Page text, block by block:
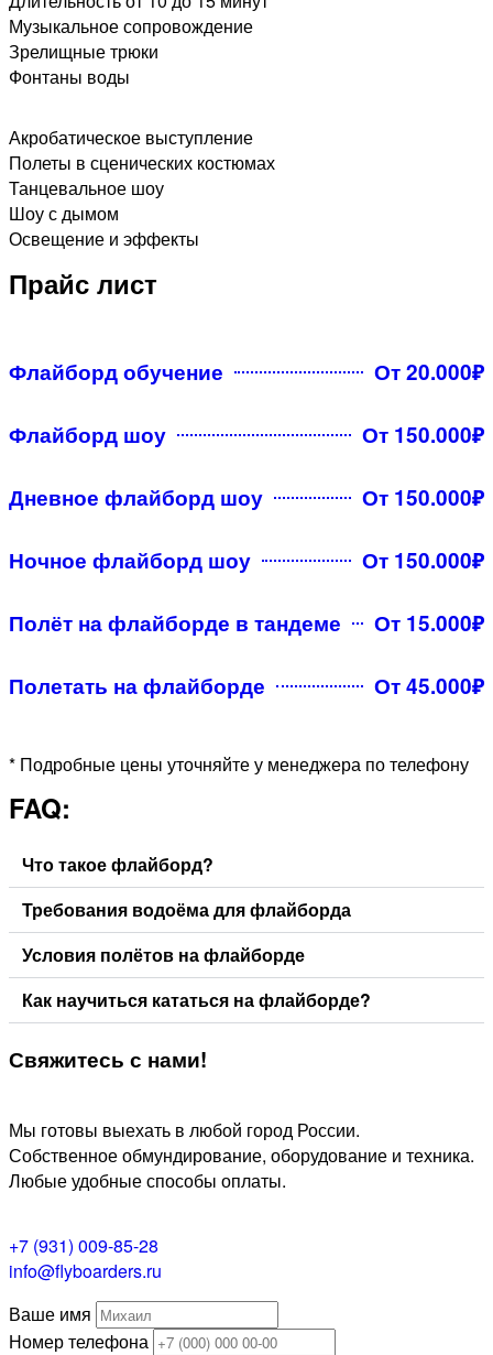
Музыкальное сопровождение
Зрелищные трюки
Фонтаны воды​
Акробатическое выступление
Полеты в сценических костюмах
Танцевальное шоу
Шоу с дымом
Освещение и эффекты
Прайс лист
Флайборд обучение От 20.000₽
Флайборд шоу От 150.000₽
Дневное флайборд шоу От 150.000₽
Ночное флайборд шоу От 150.000₽
Полёт на флайборде в тандеме От 15.000₽
Полетать на флайборде От 45.000₽
* Подробные цены уточняйте у менеджера по телефону
FAQ:
Что такое флайборд?
Требования водоёма для флайборда
Условия полётов на флайборде
Как научиться кататься на флайборде?
Свяжитесь с нами!
Мы готовы выехать в любой город России.
Собственное обмундирование, оборудование и техника.
Любые удобные способы оплаты.
+7 (931) 009-85-28
info@flyboarders.ru
Ваше имя
Номер телефона